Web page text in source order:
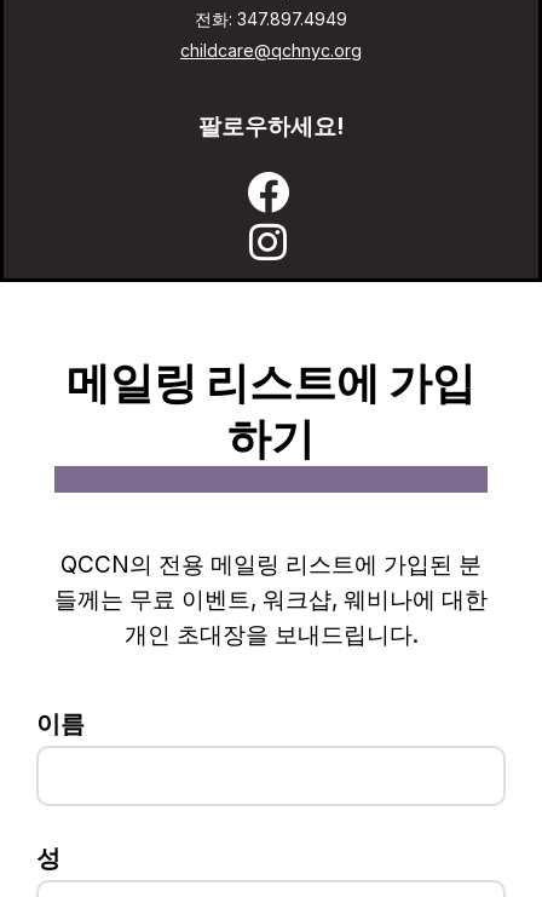
전화: 347.897.4949
childcare@qchnyc.org
팔로우하세요!
메일링 리스트에 가입
하기
QCCN의 전용 메일링 리스트에 가입된 분
들께는 무료 이벤트, 워크샵, 웨비나에 대한
개인 초대장을 보내드립니다.
이름
성